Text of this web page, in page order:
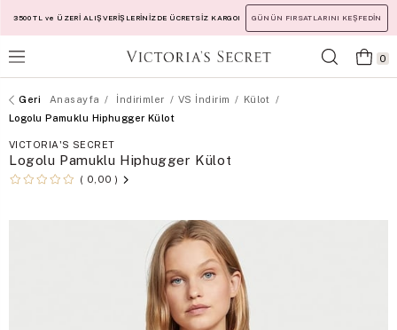
3500 TL ve ÜZERİ ALIŞVERİŞLERİNİZDE ÜCRETSİZ KARGO! GÜNÜN FIRSATLARINI KEŞFEDİN
0
Anasayfa İndirimler VS İndirim
Külot
Logolu Pamuklu Hiphugger Külot
VICTORIA'S SECRET
Logolu Pamuklu Hiphugger Külot
0,00